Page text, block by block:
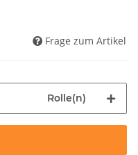
Frage zum Artikel
Rolle(n)